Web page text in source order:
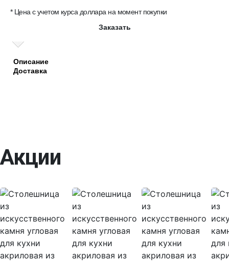
* Цена с учетом курса доллара на момент покупки
Заказать
Описание
Доставка
Акции